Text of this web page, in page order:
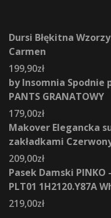
Dursi Błękitna
Carmen
199,90zł
by Insomnia Spodnie
PANTS GRANATOWY
179,00zł
Makover Elegancka
zakładkami
209,00zł
Pasek Damski PINKO
PLT01 1H2120.Y87A
219,00zł